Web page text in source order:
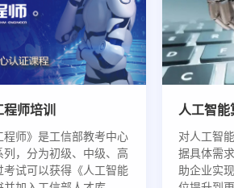
师培训
程师》是工信部教考中心
，分为初级、中级、高
考试可以获得《人工智能
人工智能
对人工智
据具体需
助企业实